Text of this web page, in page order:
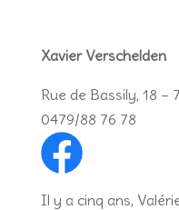
Xavier Verschelden
Rue de Bassily, 18 –
0479/88 76 78
Il y a cinq ans,